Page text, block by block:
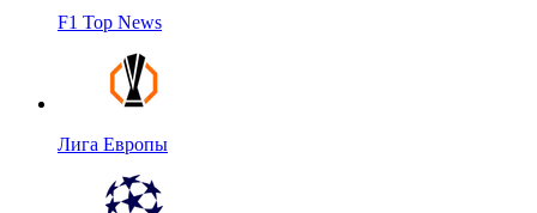
F1 Top News
Лига Европы